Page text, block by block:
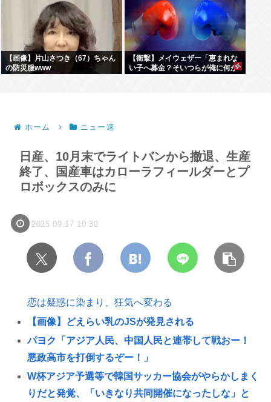
【画像】片山さつき（67）ちゃん
の防災服www
【衝撃】メイウェザー「恵まれな
い子へ募金？そいつらが俺に何か
ホーム ニュー速
日産、10月末でライトバンから撤退、生産
終了、国産車はカローラフィールダーとプ
ロボックスのみに
2025.09.17 10:30
恋は疑惑に染まり、狂気へ変わる
【画像】どえらい乳のJSが発見される
パヨク「アジア人民、中国人民と連帯して戦おー！
悪政高市を打倒するぞー！」
W杯アジア予選等で韓国サッカー協会がやらかしまく
りだと発覚、「いきなり共同開催になったしな」と